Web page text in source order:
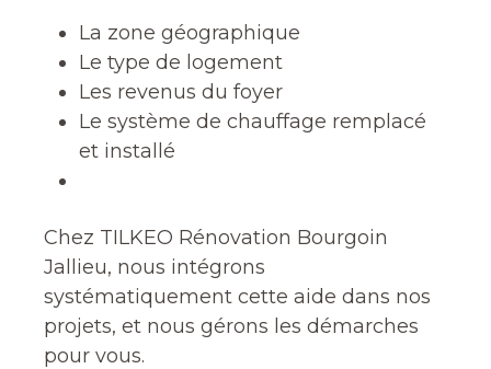
La zone géographique
Le type de logement
Les revenus du foyer
Le système de chauffage remplacé
et installé
Chez TILKEO Rénovation Bourgoin
Jallieu, nous intégrons
systématiquement cette aide dans nos
projets, et nous gérons les démarches
pour vous.